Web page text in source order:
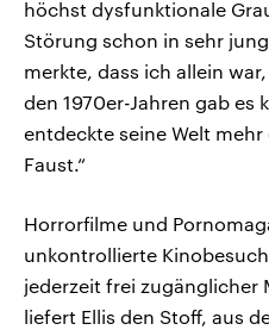
höchst dysfunktionale
Störung schon in sehr
merkte, dass ich allein
den 1970er-Jahren gab es
entdeckte seine Welt
Faust.“
Horrorfilme und
unkontrollierte
jederzeit frei zugänglicher
liefert Ellis den Stoff, aus